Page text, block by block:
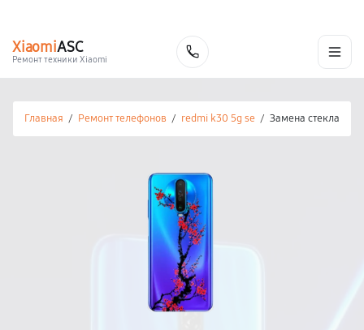
XiaomiASC
Ремонт техники Xiaomi
Главная / Ремонт телефонов / redmi k30 5g se / Замена стекла